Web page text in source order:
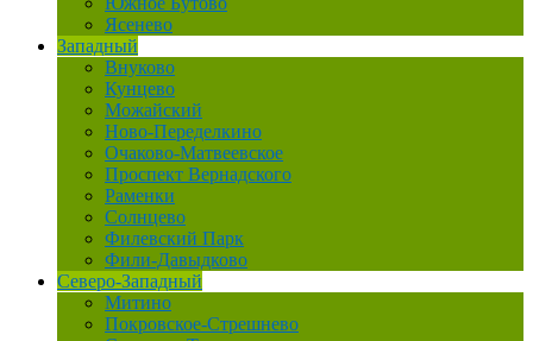
Ясенево
Западный
Внуково
Кунцево
Можайский
Ново-Переделкино
Очаково-Матвеевское
Проспект Вернадского
Раменки
Солнцево
Филевский Парк
Фили-Давыдково
Северо-Западный
Митино
Покровское-Стрешнево